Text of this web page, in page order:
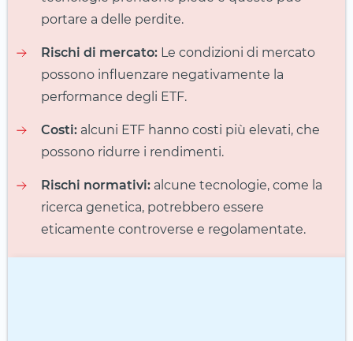
portare a delle perdite.
Rischi di mercato: Le condizioni di mercato
possono influenzare negativamente la
performance degli ETF.
Costi: alcuni ETF hanno costi più elevati, che
possono ridurre i rendimenti.
Rischi normativi: alcune tecnologie, come la
ricerca genetica, potrebbero essere
eticamente controverse e regolamentate.